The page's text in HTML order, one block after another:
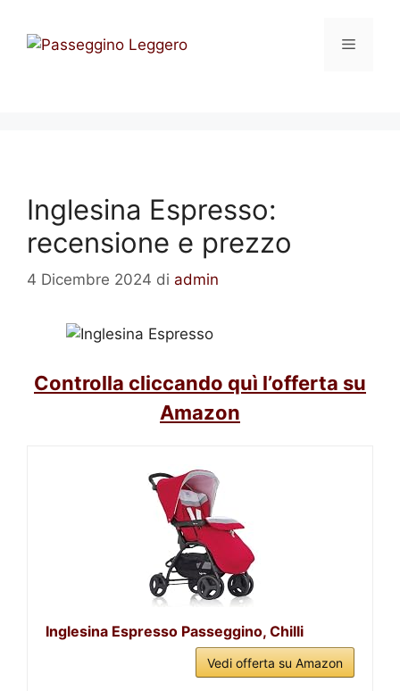
contenuto
Menu
Inglesina Espresso:
recensione e prezzo
4 Dicembre 2024 di admin
Controlla cliccando quì l’offerta su
Amazon
Inglesina Espresso Passeggino, Chilli
Vedi offerta su Amazon